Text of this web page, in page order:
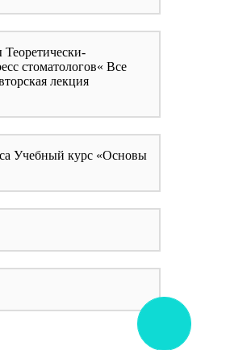
стоматологов« Все
лекция
Учебный курс «Основы